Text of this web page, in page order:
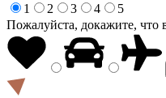
1
2 3 4
5
Пожалуйста, докажите, что